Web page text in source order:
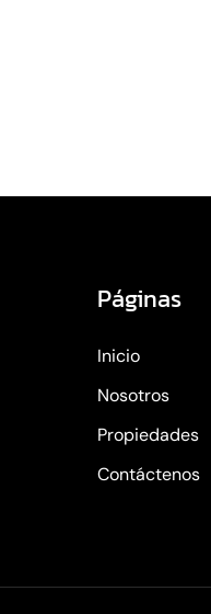
Páginas
Inicio
Nosotros
Propiedades
Contáctenos